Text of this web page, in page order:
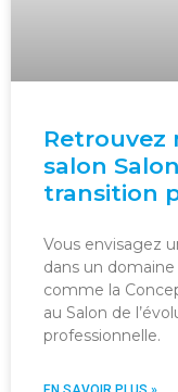
Retrouvez
salon
transition
Vous envisagez
dans un
comme la
au Salon de
professionnelle.